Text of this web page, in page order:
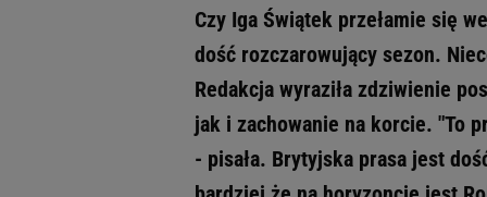
Czy Iga Świątek przełamie się
dość rozczarowujący sezon.
Redakcja wyraziła zdziwienie
jak i zachowanie na korcie. "To
- pisała. Brytyjska prasa jest